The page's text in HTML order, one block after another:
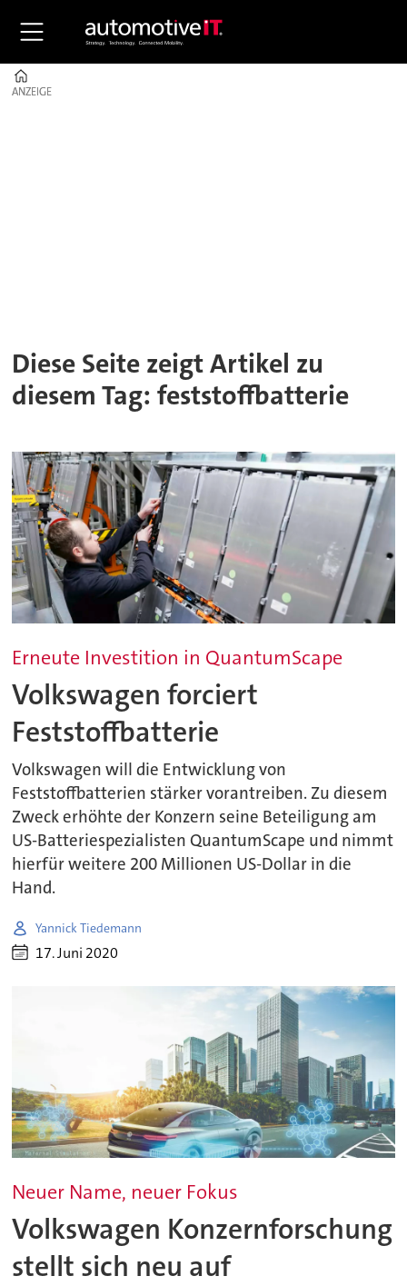
ANZEIGE
ANZEIGE
Diese Seite zeigt Artikel zu
diesem Tag: feststoffbatterie
Erneute Investition in QuantumScape
Volkswagen forciert
Feststoffbatterie
Volkswagen will die Entwicklung von
Feststoffbatterien stärker vorantreiben. Zu diesem
Zweck erhöhte der Konzern seine Beteiligung am
US-Batteriespezialisten QuantumScape und nimmt
hierfür weitere 200 Millionen US-Dollar in die
Hand.
Yannick Tiedemann
17. Juni 2020
Neuer Name, neuer Fokus
Volkswagen Konzernforschung
stellt sich neu auf